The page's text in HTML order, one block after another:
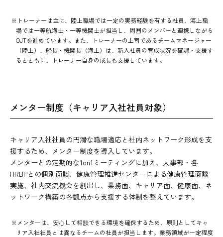
※トレーナーは主に、陸上職場では一定の実務経験を有する社員、海上職
場では一等航海士・一等機関士が担当し、周囲のメンバーと連携しながら
OJTを進めています。また、トレーナーの上司であるチームマネージャー
（陸上）、船長・機関長（海上）は、新入社員の育成状況を確認・支援す
るとともに、トレーナー自身の成長も支援しています。
メンター制度（キャリア入社社員対象）
キャリア入社社員の円滑な職場適応と社内ネットワーク形成を支
援するため、メンター制度を導入しています。
メンターとの定期的な1on1ミーティングに加え、人事部・各
HRBPとの個別面談、健康管理推進センターによる健康管理面談
実施、社内交流機会を創出し、業務面、キャリア面、健康面、ネ
ットワーク構築の各観点から支援する体制を整えています。
※メンターは、安心して相談できる環境を確保するため、原則としてキャ
リア入社社員とは異なるチームの社員が担当します。業務領域が一定程度